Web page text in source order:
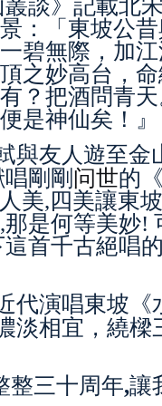
叢談》記載北
：「東坡公
碧無際，加
之妙高台，
？把酒問青
是神仙矣！
』
與友 人遊至金
唱剛剛 问世的
人 美,四美讓東
那是何等美妙!
這首千古絕唱
代演唱東坡《
淡相宜，繞樑
整三十周年,讓